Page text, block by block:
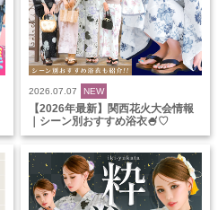
2026.07.07 NEW
【2026年最新】関西花火大会情報
｜シーン別おすすめ浴衣🍧♡